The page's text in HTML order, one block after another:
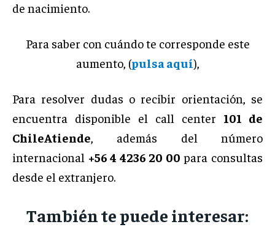
de nacimiento.
Para saber con cuándo te corresponde este
aumento, (pulsa aquí),
Para resolver dudas o recibir orientación, se
encuentra disponible el call center 101 de
ChileAtiende, además del número
internacional +56 4 4236 20 00 para consultas
desde el extranjero.
También te puede interesar: